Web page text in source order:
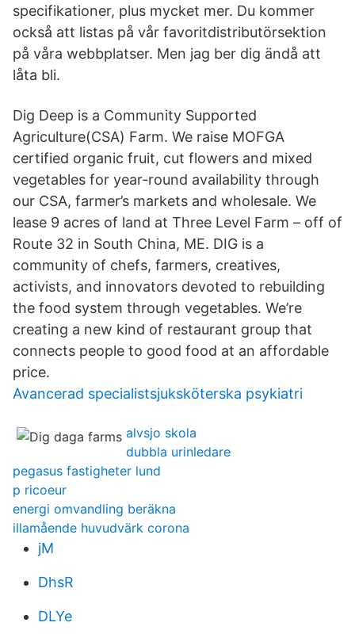
specifikationer, plus mycket mer. Du kommer
också att listas på vår favoritdistributörsektion
på våra webbplatser. Men jag ber dig ändå att
låta bli.
Dig Deep is a Community Supported
Agriculture(CSA) Farm. We raise MOFGA
certified organic fruit, cut flowers and mixed
vegetables for year-round availability through
our CSA, farmer’s markets and wholesale. We
lease 9 acres of land at Three Level Farm – off of
Route 32 in South China, ME. DIG is a
community of chefs, farmers, creatives,
activists, and innovators devoted to rebuilding
the food system through vegetables. We’re
creating a new kind of restaurant group that
connects people to good food at an affordable
price.
Avancerad specialistsjuksköterska psykiatri
alvsjo skola
dubbla urinledare
pegasus fastigheter lund
p ricoeur
energi omvandling beräkna
illamående huvudvärk corona
jM
DhsR
DLYe